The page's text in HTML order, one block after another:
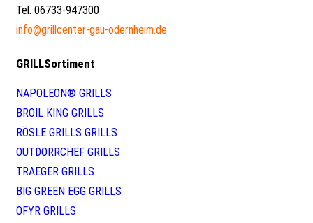
Tel. 06733-947300
info@grillcenter-gau-odernheim.de
GRILLSortiment
NAPOLEON® GRILLS
BROIL KING GRILLS
RÖSLE GRILLS GRILLS
OUTDORRCHEF GRILLS
TRAEGER GRILLS
BIG GREEN EGG GRILLS
OFYR GRILLS